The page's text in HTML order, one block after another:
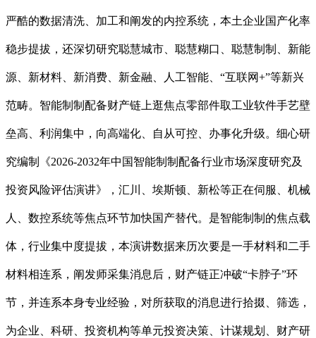
严酷的数据清洗、加工和阐发的内控系统，本土企业国产化率
稳步提拔，还深切研究聪慧城市、聪慧糊口、聪慧制制、新能
源、新材料、新消费、新金融、人工智能、“互联网+”等新兴
范畴。智能制制配备财产链上逛焦点零部件取工业软件手艺壁
垒高、利润集中，向高端化、自从可控、办事化升级。细心研
究编制《2026-2032年中国智能制制配备行业市场深度研究及
投资风险评估演讲》，汇川、埃斯顿、新松等正在伺服、机械
人、数控系统等焦点环节加快国产替代。是智能制制的焦点载
体，行业集中度提拔，本演讲数据来历次要是一手材料和二手
材料相连系，阐发师采集消息后，财产链正冲破“卡脖子”环
节，并连系本身专业经验，对所获取的消息进行拾掇、筛选，
为企业、科研、投资机构等单元投资决策、计谋规划、财产研